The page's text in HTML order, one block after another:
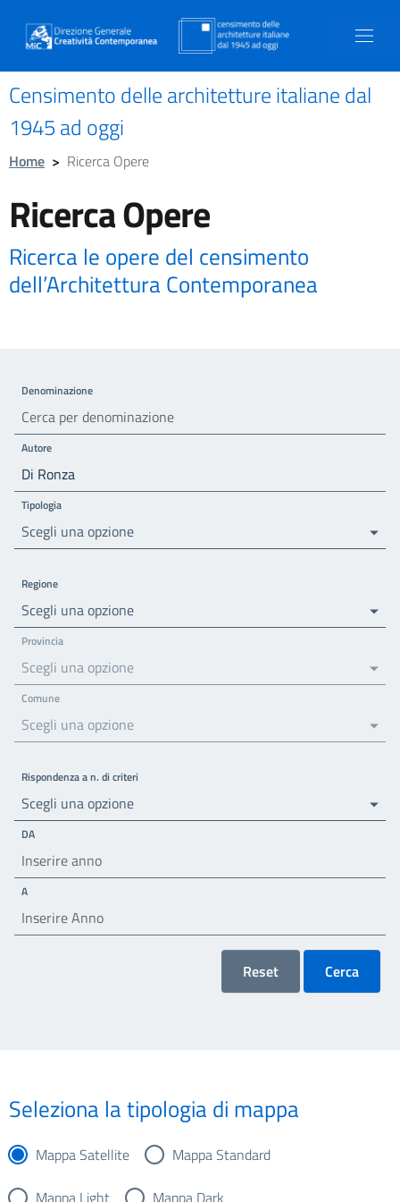
Censimento delle architetture italiane dal
1945 ad oggi
Home > Ricerca Opere
Ricerca Opere
Ricerca le opere del censimento
dell’Architettura Contemporanea
Denominazione
Autore
Tipologia
Scegli una opzione
Regione
Scegli una opzione
Provincia
Scegli una opzione
Comune
Scegli una opzione
Rispondenza a n. di criteri
Scegli una opzione
DA
A
Reset Cerca
Seleziona la tipologia di mappa
Mappa Satellite
Mappa Standard
Mappa Light
Mappa Dark